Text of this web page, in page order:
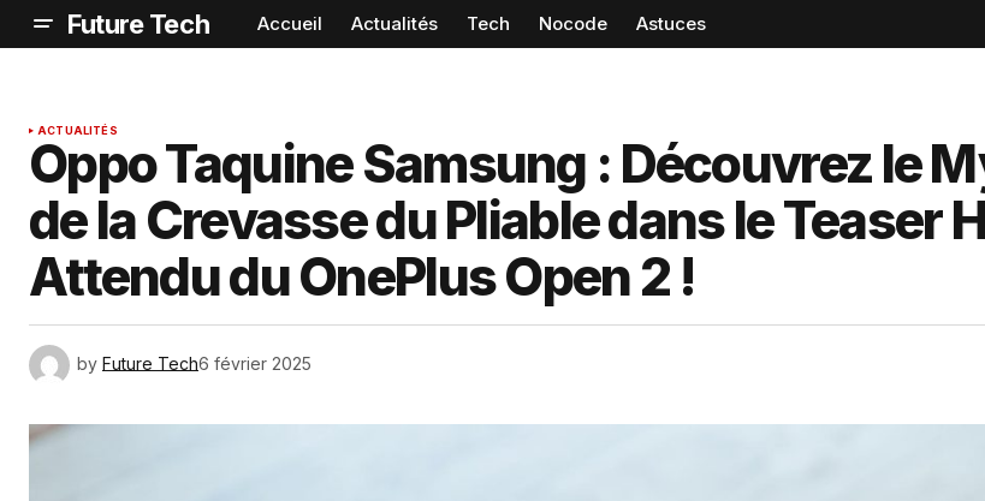
Future Tech Accueil Actualités Tech Nocode Astuces
ACTUALITÉS
Oppo Taquine Samsung : Découvrez le
de la Crevasse du Pliable dans le Teaser
Attendu du OnePlus Open 2 !
by Future Tech6 février 2025